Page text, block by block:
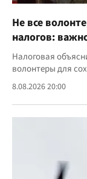
Не все
налогов:
Налоговая
волонтеры для
8.08.2026 20:00